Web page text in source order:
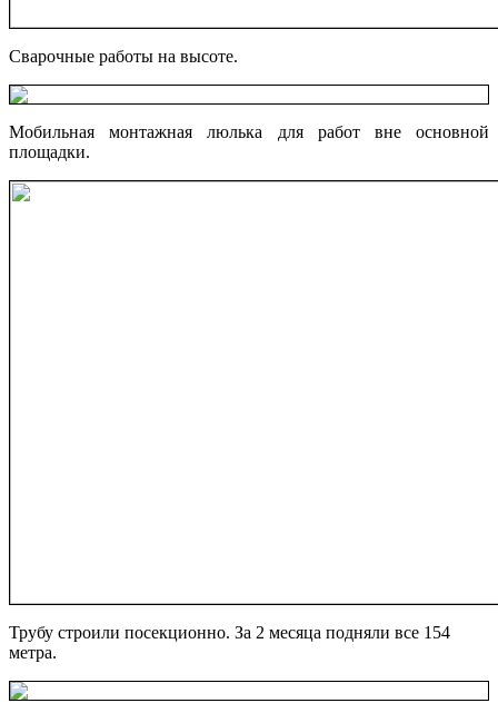
Сварочные работы на высоте.
Мобильная монтажная люлька для работ вне основной
площадки.
Трубу строили посекционно. За 2 месяца подняли все 154
метра.